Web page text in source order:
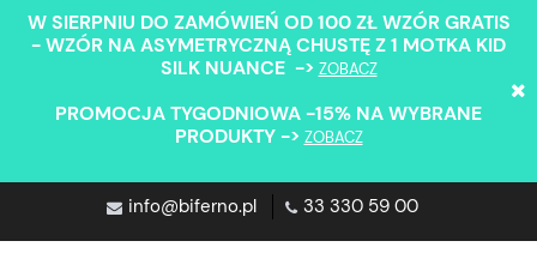
W SIERPNIU DO ZAMÓWIEŃ OD 100 ZŁ WZÓR GRATIS
- WZÓR NA ASYMETRYCZNĄ CHUSTĘ Z 1 MOTKA KID
SILK NUANCE -> ZOBACZ
PROMOCJA TYGODNIOWA -15% NA WYBRANE
PRODUKTY -> ZOBACZ
info@biferno.pl 33 330 59 00